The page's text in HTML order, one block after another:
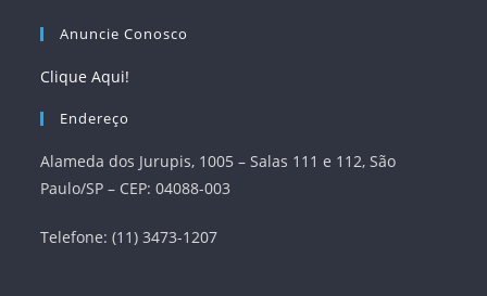
Anuncie Conosco
Clique Aqui!
Endereço
Alameda dos Jurupis, 1005 – Salas 111 e 112, São
Paulo/SP – CEP: 04088-003
Telefone: (11) 3473-1207